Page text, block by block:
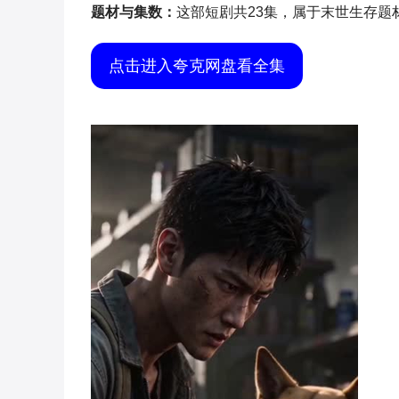
题材与集数： 这部短剧共23集，属于末世生存题
点击进入夸克网盘看全集